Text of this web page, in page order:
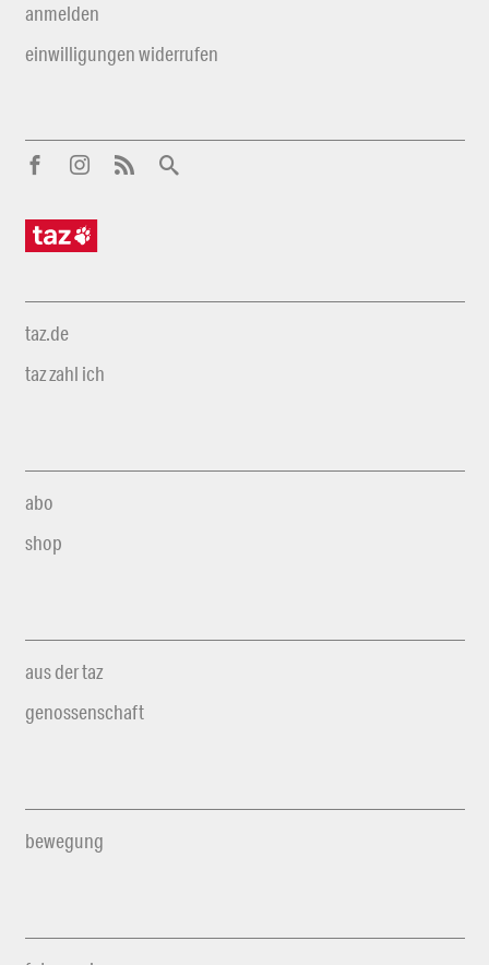
anmelden
einwilligungen widerrufen
taz.de
taz zahl ich
abo
shop
aus der taz
genossenschaft
bewegung